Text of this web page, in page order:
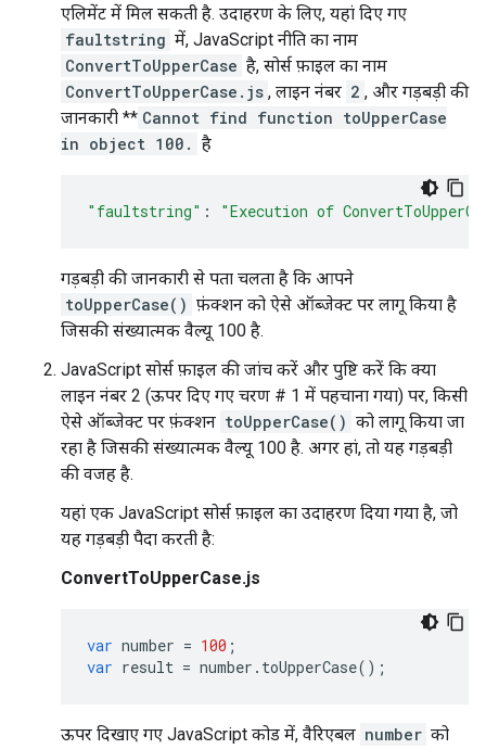
एलिमेंट में मिल सकती है. उदाहरण के लिए, यहां दिए गए
faultstring में, JavaScript नीति का नाम
ConvertToUpperCase है, सोर्स फ़ाइल का नाम
ConvertToUpperCase.js , लाइन नंबर 2 , और गड़बड़ी की
जानकारी ** Cannot find function toUpperCase
in object 100. है
"faultstring" : "Execution of
गड़बड़ी की जानकारी से पता चलता है कि आपने
toUpperCase() फ़ंक्शन को ऐसे ऑब्जेक्ट पर लागू किया है
जिसकी संख्यात्मक वैल्यू 100 है.
JavaScript सोर्स फ़ाइल की जांच करें और पुष्टि करें कि क्या
लाइन नंबर 2 (ऊपर दिए गए चरण # 1 में पहचाना गया) पर, किसी
ऐसे ऑब्जेक्ट पर फ़ंक्शन toUpperCase() को लागू किया जा
रहा है जिसकी संख्यात्मक वैल्यू 100 है. अगर हां, तो यह गड़बड़ी
की वजह है.
यहां एक JavaScript सोर्स फ़ाइल का उदाहरण दिया गया है, जो
यह गड़बड़ी पैदा करती है:
ConvertToUpperCase.js
var number = 100 ;
var result = number . toUpperCase();
ऊपर दिखाए गए JavaScript कोड में, वैरिएबल number को